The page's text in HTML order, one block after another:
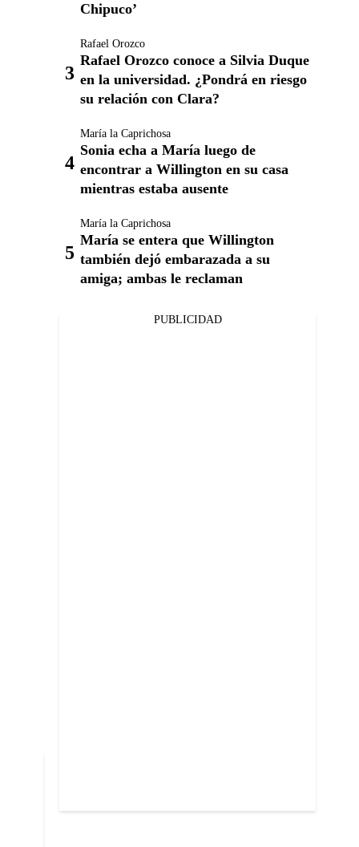
Chipuco’
Rafael Orozco
Rafael Orozco conoce a Silvia Duque
en la universidad. ¿Pondrá en riesgo
su relación con Clara?
María la Caprichosa
Sonia echa a María luego de
encontrar a Willington en su casa
mientras estaba ausente
María la Caprichosa
María se entera que Willington
también dejó embarazada a su
amiga; ambas le reclaman
PUBLICIDAD